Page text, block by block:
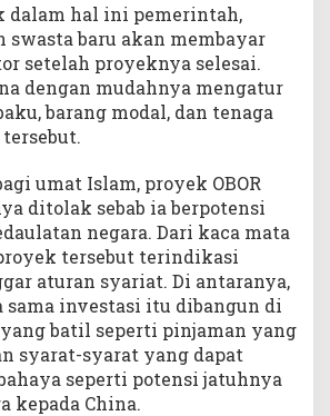
dalam hal ini pemerintah,
swasta baru akan membayar
setelah proyeknya selesai.
dengan mudahnya mengatur
barang modal, dan tenaga
umat Islam, proyek OBOR
ditolak sebab ia berpotensi
negara. Dari kaca mata
tersebut terindikasi
aturan syariat. Di antaranya,
sama investasi itu dibangun di
batil seperti pinjaman yang
syarat-syarat yang dapat
seperti potensi jatuhnya
kepada China.